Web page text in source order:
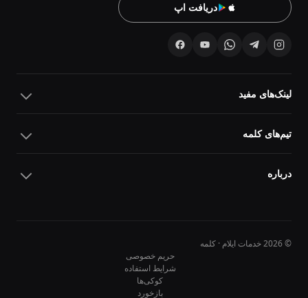
دریافت اپ
لینک‌های مفید
تیم‌های کلمه
درباره
© 2026 خدمات ایلام · کلمه
حریم خصوصی
شرایط استفاده
کوکی‌ها
بازخورد
10